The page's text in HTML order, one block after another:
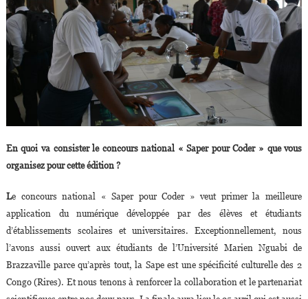
En quoi va consister le concours national « Saper pour Coder » que vous
organisez pour cette édition ?
Le concours national « Saper pour Coder » veut primer la meilleure
application du numérique développée par des élèves et étudiants
d’établissements scolaires et universitaires. Exceptionnellement, nous
l’avons aussi ouvert aux étudiants de l’Université Marien Nguabi de
Brazzaville parce qu’après tout, la Sape est une spécificité culturelle des 2
Congo (Rires). Et nous tenons à renforcer la collaboration et le partenariat